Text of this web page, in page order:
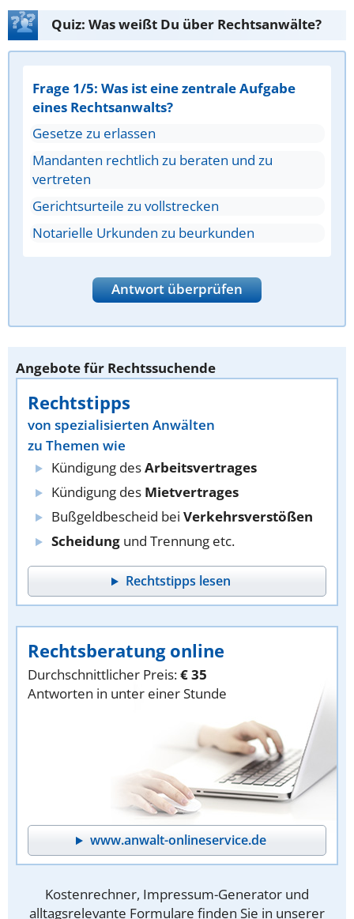
Quiz: Was weißt Du über Rechtsanwälte?
Frage 1/5: Was ist eine zentrale Aufgabe
eines Rechtsanwalts?
Gesetze zu erlassen
Mandanten rechtlich zu beraten und zu
vertreten
Gerichtsurteile zu vollstrecken
Notarielle Urkunden zu beurkunden
Antwort überprüfen
Angebote für Rechtssuchende
Rechtstipps
von spezialisierten Anwälten
zu Themen wie
Kündigung desArbeitsvertrages
Kündigung des Mietvertrages
Bußgeldbescheid bei Verkehrsverstößen
Scheidung und Trennung etc.
Rechtstipps lesen
Rechtsberatung online
Durchschnittlicher Preis:€ 35
Antworten in unter einer Stunde
www.anwalt-onlineservice.de
Kostenrechner, Impressum-Generator und
alltagsrelevante Formulare finden Sie in unserer